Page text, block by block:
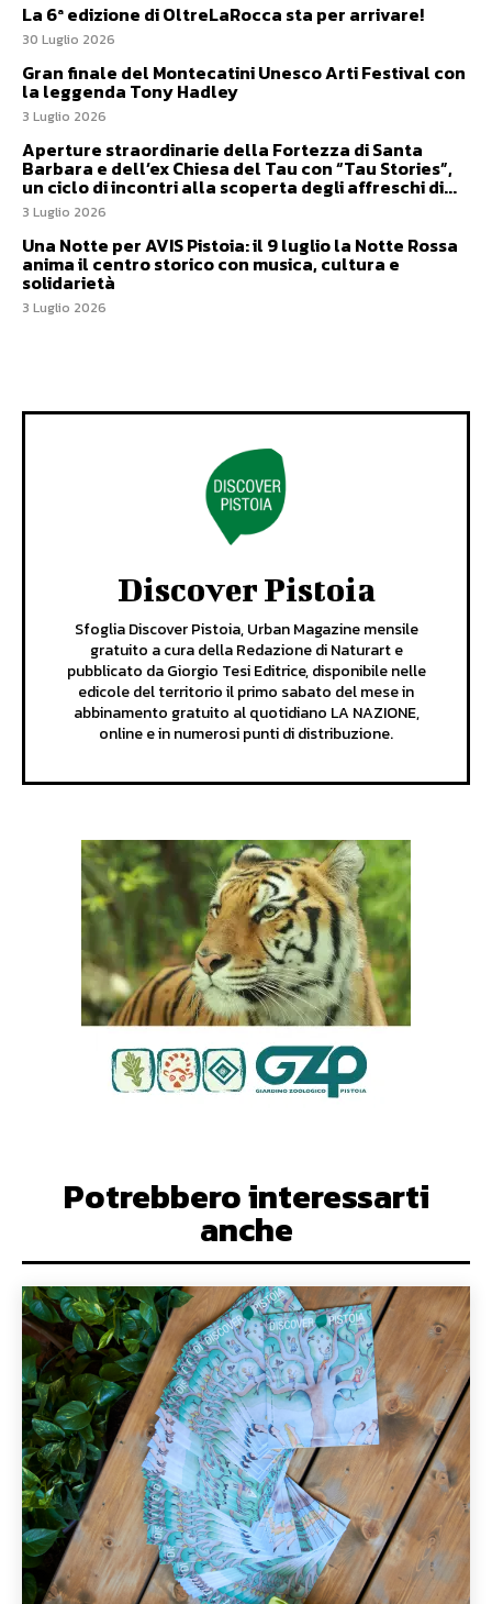
La 6ª edizione di OltreLaRocca sta per arrivare!
30 Luglio 2026
Gran finale del Montecatini Unesco Arti Festival con
la leggenda Tony Hadley
3 Luglio 2026
Aperture straordinarie della Fortezza di Santa
Barbara e dell’ex Chiesa del Tau con “Tau Stories”,
un ciclo di incontri alla scoperta degli affreschi di...
3 Luglio 2026
Una Notte per AVIS Pistoia: il 9 luglio la Notte Rossa
anima il centro storico con musica, cultura e
solidarietà
3 Luglio 2026
Discover Pistoia
Sfoglia Discover Pistoia, Urban Magazine mensile
gratuito a cura della Redazione di Naturart e
pubblicato da Giorgio Tesi Editrice, disponibile nelle
edicole del territorio il primo sabato del mese in
abbinamento gratuito al quotidiano LA NAZIONE,
online e in numerosi punti di distribuzione.
Potrebbero interessarti
anche